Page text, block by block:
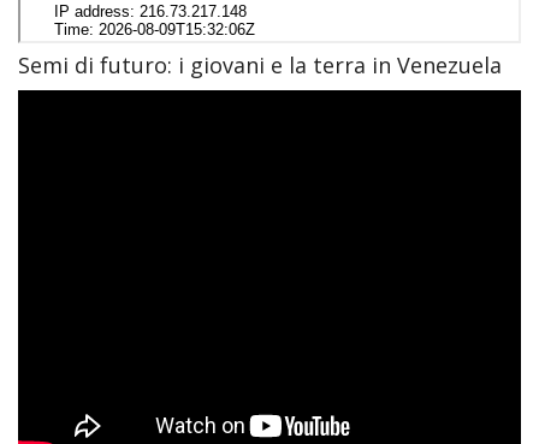
Semi di futuro: i giovani e la terra in Venezuela